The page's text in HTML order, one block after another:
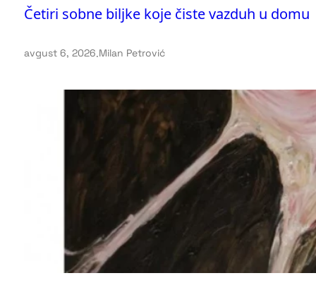
Četiri sobne biljke koje čiste vazduh u domu
avgust 6, 2026.Milan Petrović